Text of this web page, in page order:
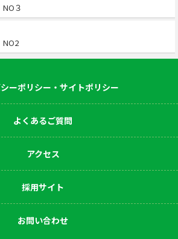
３
ーポリシー・サイトポリシー
よくあるご質問
アクセス
採用サイト
お問い合わせ